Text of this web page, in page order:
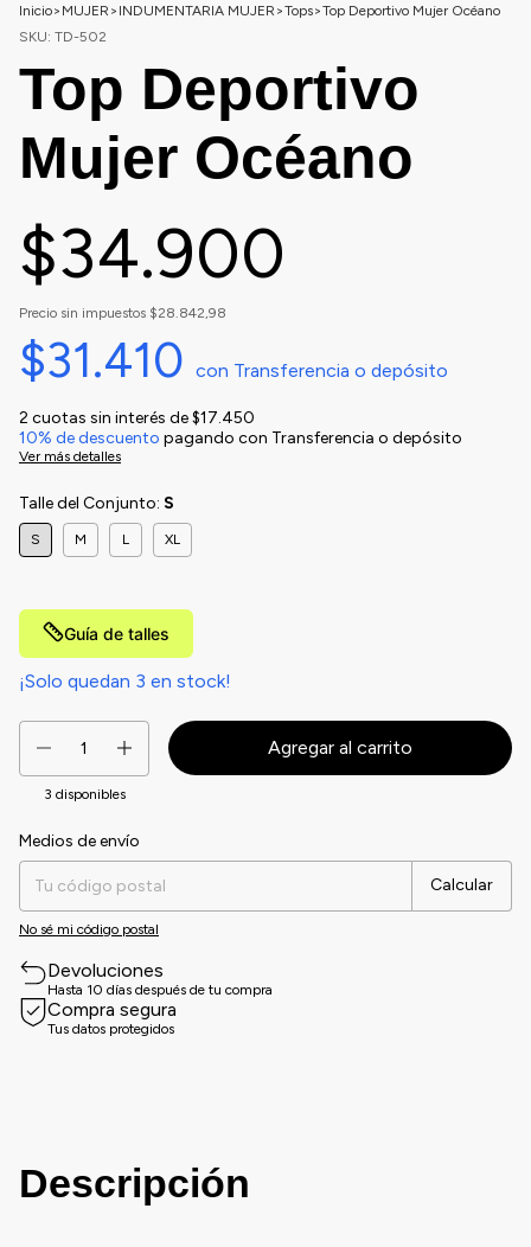
Inicio> MUJER > INDUMENTARIA MUJER >Tops>Top Deportivo Mujer Océano
SKU: TD-502
Top Deportivo
Mujer Océano
$34.900
Precio sin impuestos $28.842,98
$31.410 con Transferencia o depósito
2 cuotas sin interés de$17.450
10% de descuento pagando con Transferencia o depósito
Ver más detalles
Talle del Conjunto: S
S M L XL
Guía de talles
¡Solo quedan 3 en stock!
3 disponibles
Entregas para el CP:
Medios de envío
Calcular
No sé mi código postal
Devoluciones
Hasta 10 días después de tu compra
Compra segura
Tus datos protegidos
Descripción